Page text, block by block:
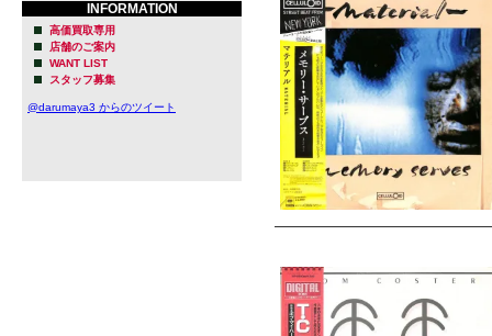
INFORMATION
高価買取専用
店舗のご案内
WANT LIST
スタッフ募集
@darumaya3 からのツイート